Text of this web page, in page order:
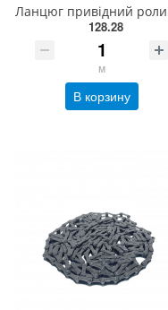
128.28
м
В корзину